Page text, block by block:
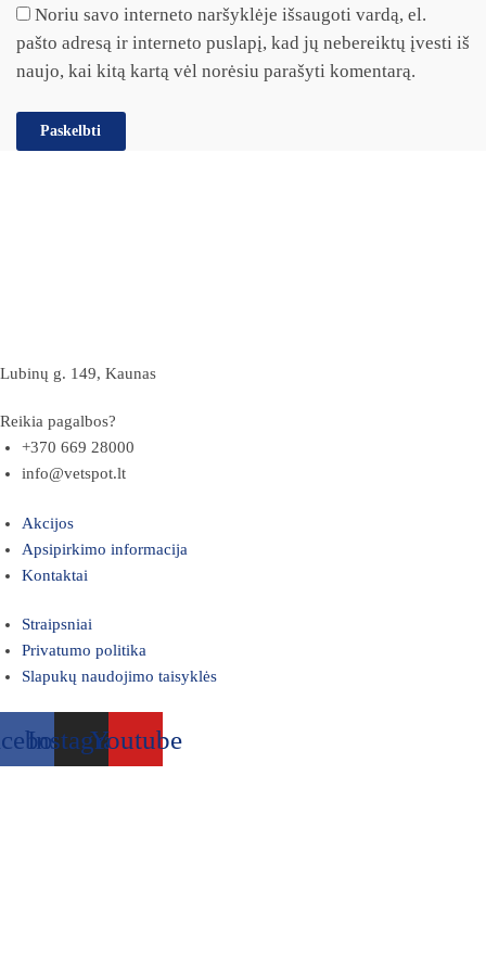
Noriu savo interneto naršyklėje išsaugoti vardą, el.
pašto adresą ir interneto puslapį, kad jų nebereiktų įvesti iš
naujo, kai kitą kartą vėl norėsiu parašyti komentarą.
Lubinų g. 149, Kaunas
Reikia pagalbos?
+370 669 28000
info@vetspot.lt
Akcijos
Apsipirkimo informacija
Kontaktai
Straipsniai
Privatumo politika
Slapukų naudojimo taisyklės
InstagramYoutube